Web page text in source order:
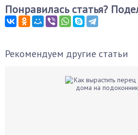
Понравилась статья?
Рекомендуем другие статьи